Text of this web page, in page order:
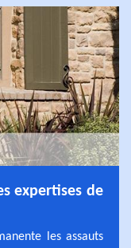
expertises de
les assauts